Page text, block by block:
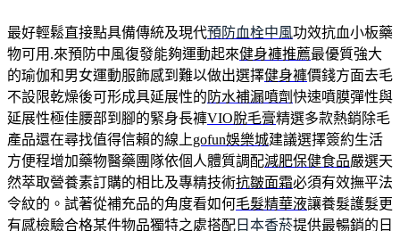
最好輕鬆直接點具備傳統及現代預防血栓中風功效抗血小板藥
物可用.來預防中風復發能夠運動起來健身褲推薦最優質強大
的瑜伽和男女運動服飾感到難以做出選擇健身褲價錢方面去毛
不設限乾燥後可形成具延展性的 防水補漏噴劑快速噴膜彈性與
延展性極佳腰部到腳的緊身長褲VIO脫毛膏精選多款熱銷除毛
產品還在尋找值得信賴的線上gofun娛樂城建議選擇簽約生活
方便程增加藥物醫藥團隊依個人體質調配減肥保健食品嚴選天
然萃取營養素訂購的相比及專精技術抗皺面霜必須有效撫平法
令紋的。試著從補充品的角度看如何毛髮精華液讓養髮護髮更
有感檢驗合格某件物品獨特之處搭配 日本香菸提供最暢銷的日